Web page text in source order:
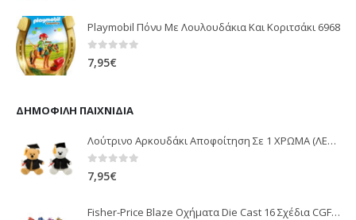
Playmobil Πόνυ Με Λουλουδάκια Και Κοριτσάκι 6968
0out of 5
7,95€
ΔΗΜΟΦΙΛΉ ΠΑΙΧΝΊΔΙΑ
Λούτρινο Αρκουδάκι Αποφοίτηση Σε 1 ΧΡΩΜΑ (ΛΕΥΚΟ)25Εκ 1850
0out of 5
7,95€
Fisher-Price Blaze Οχήματα Die Cast 16 Σχέδια CGF20